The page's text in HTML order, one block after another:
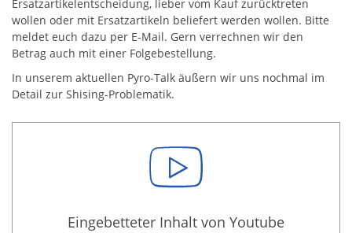
Ersatzartikelentscheidung, lieber vom Kauf zurücktreten
wollen oder mit Ersatzartikeln beliefert werden wollen. Bitte
meldet euch dazu per E-Mail. Gern verrechnen wir den
Betrag auch mit einer Folgebestellung.
In unserem aktuellen Pyro-Talk äußern wir uns nochmal im
Detail zur Shising-Problematik.
Eingebetteter Inhalt von Youtube